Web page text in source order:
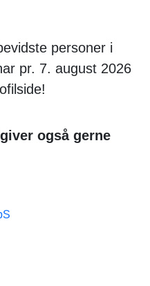
personer i
pr. 7. august 2026
også gerne